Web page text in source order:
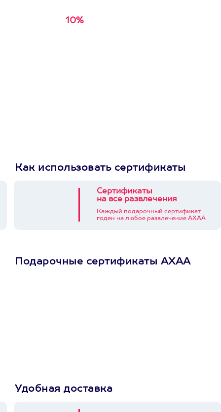
10%
Как использовать сертификаты
Сертификаты
на все развлечения
Каждый подарочный сертификат
годен на любое развлечение АХАА
Подарочные сертификаты АХАА
Удобная доставка